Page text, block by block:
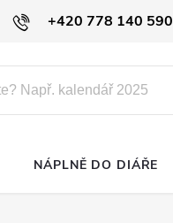
+420 778 140 590
NÁPLNĚ DO DIÁŘE